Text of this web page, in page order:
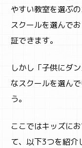
やすい教室を選ぶ
スクールを選んで
証できます。
しかし「子供にダ
なスクールを選ん
う。
ここではキッズに
て、以下3つを紹介